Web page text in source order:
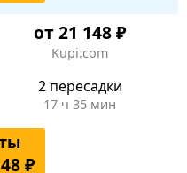
от 21 148 ₽
Kupi.com
2 пересадки
17 ч 35 мин
₽